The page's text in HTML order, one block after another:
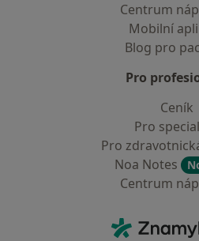
Centrum
Mobilní
Blog pro
Pro
Ceník
Pro
Pro
Noa Notes
Centrum